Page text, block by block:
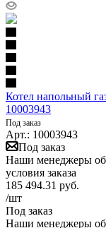
Котел напольный
10003943
Под заказ
Арт.: 10003943
Под заказ
Наши менеджеры
условия заказа
185 494.31 руб.
/шт
Под заказ
Наши менеджеры